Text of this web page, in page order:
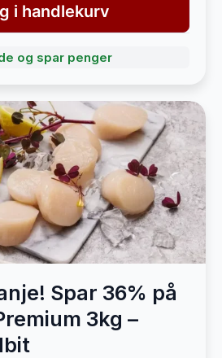
i handlekurv
og spar penger
Spar 36% på
3kg –